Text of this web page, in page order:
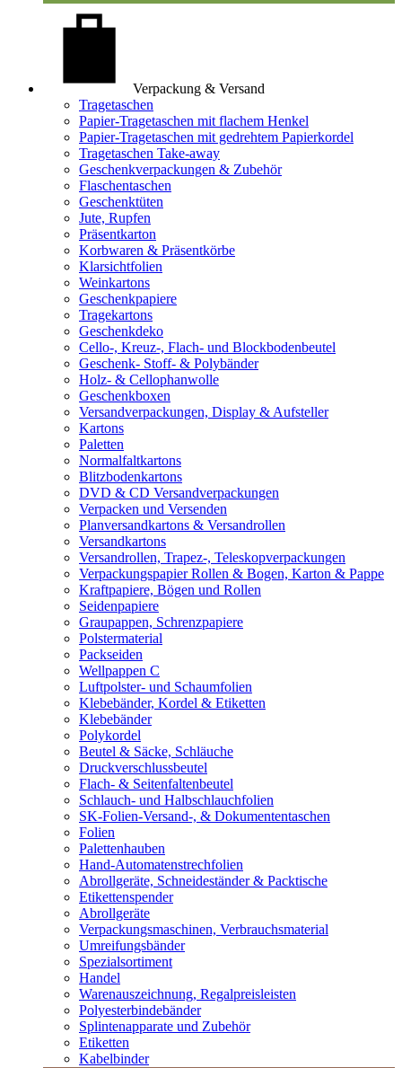
Verpackung & Versand
Tragetaschen
Papier-Tragetaschen mit flachem Henkel
Papier-Tragetaschen mit gedrehtem Papierkordel
Tragetaschen Take-away
Geschenkverpackungen & Zubehör
Flaschentaschen
Geschenktüten
Jute, Rupfen
Präsentkarton
Korbwaren & Präsentkörbe
Klarsichtfolien
Weinkartons
Geschenkpapiere
Tragekartons
Geschenkdeko
Cello-, Kreuz-, Flach- und Blockbodenbeutel
Geschenk- Stoff- & Polybänder
Holz- & Cellophanwolle
Geschenkboxen
Versandverpackungen, Display & Aufsteller
Kartons
Paletten
Normalfaltkartons
Blitzbodenkartons
DVD & CD Versandverpackungen
Verpacken und Versenden
Planversandkartons & Versandrollen
Versandkartons
Versandrollen, Trapez-, Teleskopverpackungen
Verpackungspapier Rollen & Bogen, Karton & Pappe
Kraftpapiere, Bögen und Rollen
Seidenpapiere
Graupappen, Schrenzpapiere
Polstermaterial
Packseiden
Wellpappen C
Luftpolster- und Schaumfolien
Klebebänder, Kordel & Etiketten
Klebebänder
Polykordel
Beutel & Säcke, Schläuche
Druckverschlussbeutel
Flach- & Seitenfaltenbeutel
Schlauch- und Halbschlauchfolien
SK-Folien-Versand-, & Dokumententaschen
Folien
Palettenhauben
Hand-Automatenstrechfolien
Abrollgeräte, Schneideständer & Packtische
Etikettenspender
Abrollgeräte
Verpackungsmaschinen, Verbrauchsmaterial
Umreifungsbänder
Spezialsortiment
Handel
Warenauszeichnung, Regalpreisleisten
Polyesterbindebänder
Splintenapparate und Zubehör
Etiketten
Kabelbinder